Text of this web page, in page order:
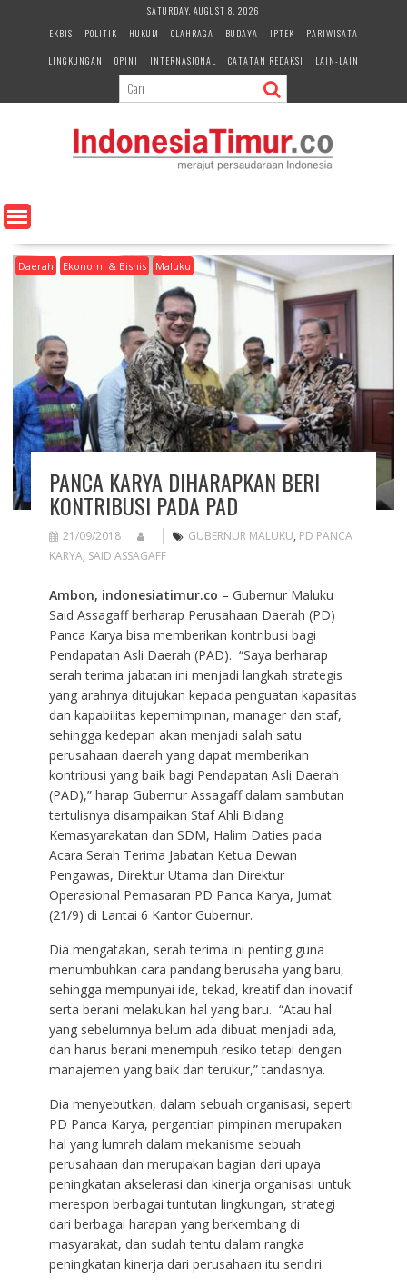
e
n
SATURDAY, AUGUST 8, 2026
EKBIS
POLITIK HUKUM OLAHRAGA BUDAYA IPTEK
PARIWISATA
LINGKUNGAN
OPINI INTERNASIONAL CATATAN REDAKSI LAIN-LAIN
Daerah Ekonomi & Bisnis Maluku
PANCA KARYA DIHARAPKAN BERI
KONTRIBUSI PADA PAD
21/09/2018 GUBERNUR MALUKU, PD PANCA
KARYA, SAID ASSAGAFF
Ambon, indonesiatimur.co – Gubernur Maluku
Said Assagaff berharap Perusahaan Daerah (PD)
Panca Karya bisa memberikan kontribusi bagi
Pendapatan Asli Daerah (PAD). “Saya berharap
serah terima jabatan ini menjadi langkah strategis
yang arahnya ditujukan kepada penguatan kapasitas
dan kapabilitas kepemimpinan, manager dan staf,
sehingga kedepan akan menjadi salah satu
perusahaan daerah yang dapat memberikan
kontribusi yang baik bagi Pendapatan Asli Daerah
(PAD),” harap Gubernur Assagaff dalam sambutan
tertulisnya disampaikan Staf Ahli Bidang
Kemasyarakatan dan SDM, Halim Daties pada
Acara Serah Terima Jabatan Ketua Dewan
Pengawas, Direktur Utama dan Direktur
Operasional Pemasaran PD Panca Karya, Jumat
(21/9) di Lantai 6 Kantor Gubernur.
Dia mengatakan, serah terima ini penting guna
menumbuhkan cara pandang berusaha yang baru,
sehingga mempunyai ide, tekad, kreatif dan inovatif
serta berani melakukan hal yang baru. “Atau hal
yang sebelumnya belum ada dibuat menjadi ada,
dan harus berani menempuh resiko tetapi dengan
manajemen yang baik dan terukur,” tandasnya.
Dia menyebutkan, dalam sebuah organisasi, seperti
PD Panca Karya, pergantian pimpinan merupakan
hal yang lumrah dalam mekanisme sebuah
perusahaan dan merupakan bagian dari upaya
peningkatan akselerasi dan kinerja organisasi untuk
merespon berbagai tuntutan lingkungan, strategi
dari berbagai harapan yang berkembang di
masyarakat, dan sudah tentu dalam rangka
peningkatan kinerja dari perusahaan itu sendiri.